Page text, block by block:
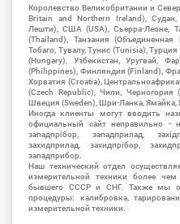
Королевство Великобритании и
Britain and Northern Ireland),
Лешти), США (USA), Сьерра-Леоне,
(Thailand), Танзания
Тобаго, Тувалу, Тунис (Tunisia),
(Hungary), Узбекистан, Уругвай,
(Philippines), Финляндия (Finland),
Хорватия (Croatia),
(Czech Republic), Чили, Черногория
Швеция (Sweden), Шри-Ланка, Ямайка,
Иногда клиенты могут вводить
официальный сайт неправильно -
западпрібор, западприлад,
захидприлад, захидпрібор,
западприбор.
Наш технический отдел
измерительной техники более
бывшего СССР и СНГ. Также мы
процедуры: калибровка,
измерительной техники.